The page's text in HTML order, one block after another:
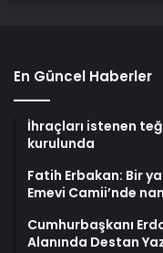
En Güncel Haberler
İhraçları istenen
kurulunda
Fatih Erbakan: Bir
Emevi Camii’nde
Cumhurbaşkanı
Alanında Destan